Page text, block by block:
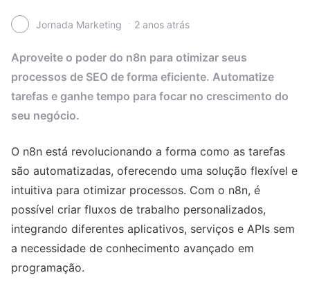
Jornada Marketing 2 anos atrás
Aproveite o poder do n8n para otimizar seus
processos de SEO de forma eficiente. Automatize
tarefas e ganhe tempo para focar no crescimento do
seu negócio.
O n8n está revolucionando a forma como as tarefas
são automatizadas, oferecendo uma solução flexível e
intuitiva para otimizar processos. Com o n8n, é
possível criar fluxos de trabalho personalizados,
integrando diferentes aplicativos, serviços e APIs sem
a necessidade de conhecimento avançado em
programação.